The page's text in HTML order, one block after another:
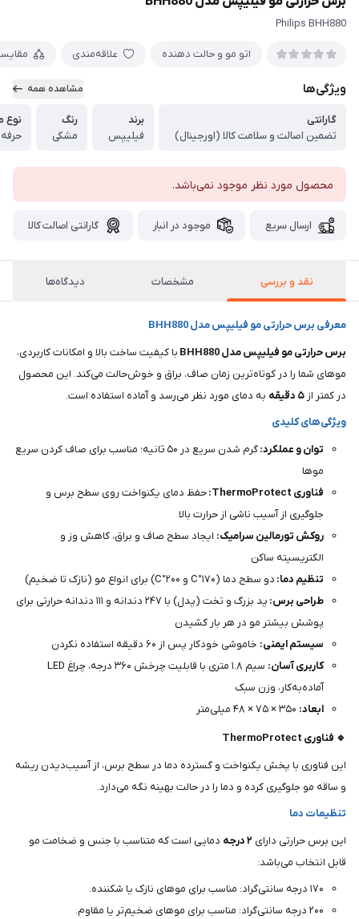
Philips BHH880
اتو مو و حالت دهنده علاقه‌مندی
ویژگی‌ها مشاهده همه
گارانتی
تضمین اصالت و سلامت کالا (اورجینال)
برند
فیلیپس
رنگ
مشکی
نوع
محصول مورد نظر موجود نمی‌باشد.
ارسال سریع موجود در انبار گارانتی اصالت کالا
نقد و بررسی مشخصات دیدگاه‌ها
معرفی برس حرارتی مو فیلیپس مدل BHH880
برس حرارتی مو فیلیپس مدلBHH880 با کیفیت ساخت بالا و امکانات کاربردی،
موهای شما را در کوتاه‌ترین زمان صاف، براق و خوش‌حالت می‌کند. این محصول
در کمتر از ۵ دقیقه
به دمای مورد نظر می‌رسد و آماده استفاده است.
ویژگی‌های کلیدی
توان و عملکرد:
گرم شدن سریع در ۵۰ ثانیه؛ مناسب برای صاف کردن سریع
موها
فناوری ThermoProtect:
حفظ دمای یکنواخت روی سطح برس و
جلوگیری از آسیب ناشی از حرارت بالا
روکش تورمالین سرامیک: ایجاد سطح صاف و براق، کاهش وز و
الکتریسیته ساکن
تنظیم دما: دو سطح دما (۱۷۰°C و ۲۰۰°C) برای انواع مو (نازک تا ضخیم)
طراحی برس:
پد بزرگ و تخت (پدل) با ۲۴۷ دندانه و ۱۱۱ دندانه حرارتی برای
پوشش بیشتر مو در هر بار کشیدن
سیستم ایمنی: خاموشی خودکار پس از ۶۰ دقیقه استفاده نکردن
کاربری آسان:
سیم ۱.۸ متری با قابلیت چرخش ۳۶۰ درجه، چراغ LED
آماده‌به‌کار، وزن سبک
ابعاد:
🔹 فناوری ThermoProtect
این فناوری با پخش یکنواخت و گسترده دما در سطح برس، از آسیب‌دیدن ریشه
و ساقه مو جلوگیری کرده و دما را در حالت بهینه نگه می‌دارد.
تنظیمات دما
این برس حرارتی دارای ۲ درجه
دمایی است که متناسب با جنس و ضخامت مو
قابل انتخاب می‌باشد:
۱۷۰ درجه سانتی‌گراد: مناسب برای موهای نازک یا شکننده.
۲۰۰ درجه سانتی‌گراد: مناسب برای موهای ضخیم‌تر یا مقاوم.